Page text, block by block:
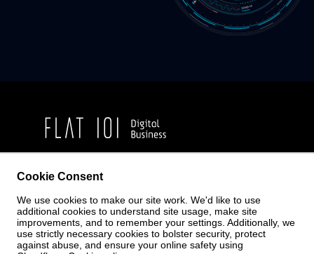
estamos viviendo de la mejor forma posible, dado que ello
con esta aportación podamos ayudarte en algo en este
periodo de tiempo. Si crees que este estudio le puede interesar
a alguien más, por favor, siéntete libre de compartirlo con
quien desees.
Gestionar cookies
Cookie Consent
We use cookies to make our site work. We'd like to use
additional cookies to understand site usage, make site
improvements, and to remember your settings. Additionally, we
use strictly necessary cookies to bolster security, protect
against abuse, and ensure your online safety using